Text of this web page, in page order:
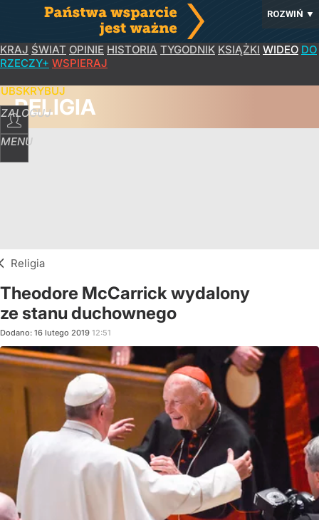
ROZWIŃ ▼
KRAJ ŚWIAT OPINIE HISTORIA TYGODNIK KSIĄŻKI WIDEO DO
RZECZY+ WSPIERAJ
ZALOGUJ
MENU
RELIGIA
Religia
Theodore McCarrick wydalony
ze stanu duchownego
Dodano: 16 lutego 2019 12:51